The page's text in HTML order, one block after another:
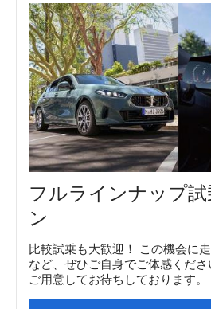
フルラインナップ
ン
比較試乗も大歓迎！ この機会に
など、ぜひご自身でご体感くだ
ご用意してお待ちしております。